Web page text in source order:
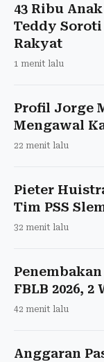
43 Ribu
Teddy
Rakyat
1 menit lalu
Profil Jorge
Mengawal
22 menit lalu
Pieter
Tim PSS
32 menit lalu
FBLB 2026,
42 menit lalu
Anggaran